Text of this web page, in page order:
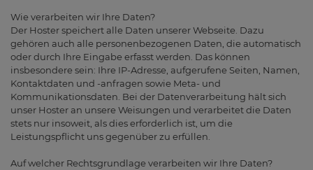
Wie verarbeiten wir Ihre Daten?
Der Hoster speichert alle Daten unserer Webseite. Dazu
gehören auch alle personenbezogenen Daten, die automatisch
oder durch Ihre Eingabe erfasst werden. Das können
insbesondere sein: Ihre IP-Adresse, aufgerufene Seiten, Namen,
Kontaktdaten und -anfragen sowie Meta- und
Kommunikationsdaten. Bei der Datenverarbeitung hält sich
unser Hoster an unsere Weisungen und verarbeitet die Daten
stets nur insoweit, als dies erforderlich ist, um die
Leistungspflicht uns gegenüber zu erfüllen.
Auf welcher Rechtsgrundlage verarbeiten wir Ihre Daten?